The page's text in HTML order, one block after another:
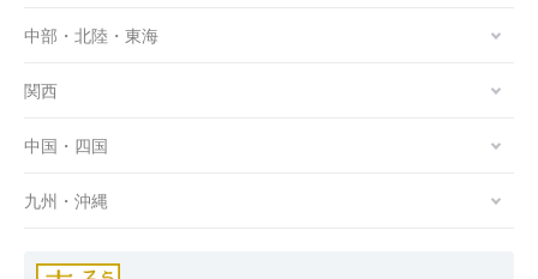
中部・北陸・東海
関西
中国・四国
九州・沖縄